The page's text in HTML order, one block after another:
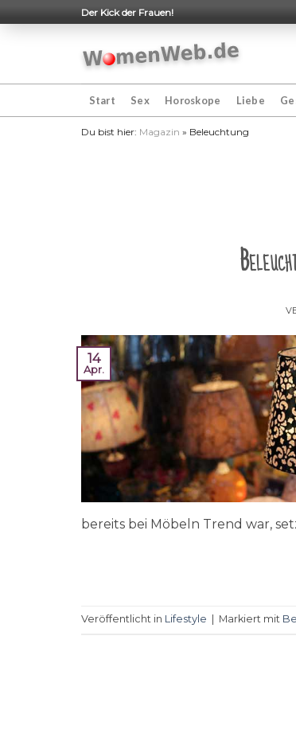
to
Der Kick der Frauen!
Start Sex Horoskope Liebe
Du bist hier: Magazin » Beleuchtung
14
Apr.
bereits bei Möbeln Trend war,
Veröffentlicht in Lifestyle Markiert mit